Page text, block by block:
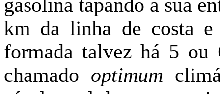
gasolina tapando a sua
km da linha de costa
formada talvez há 5 ou
chamado optimum